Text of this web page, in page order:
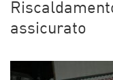
assicurato